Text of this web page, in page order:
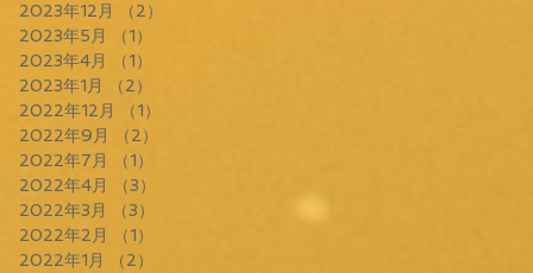
2023年12月
（2）
2023年5月
（1）
2023年4月
（1）
2023年1月
（2）
2022年12月
（1）
2022年9月
（2）
2022年7月
（1）
2022年4月
（3）
2022年3月
（3）
2022年2月
（1）
2022年1月
（2）